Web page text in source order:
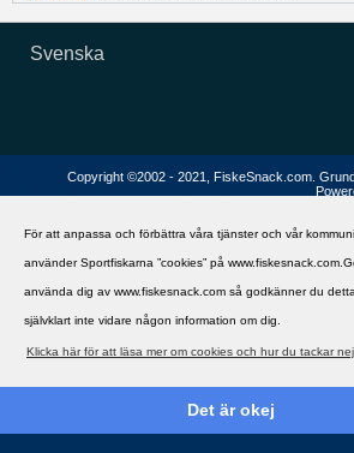
För att anpassa och förbättra våra tjänster och vår
använder Sportfiskarna ”cookies” på
använda dig av www.fiskesnack.com så godkänner du
självklart inte vidare någon information om dig.
Klicka här för att läsa mer om cookies och hur du tackar nej
Det är okej
Svenska
Copyright ©2002 - 2021, FiskeSnack.com.
Copyright © 2026 MH Sub I, LLC
All times are GMT+1.